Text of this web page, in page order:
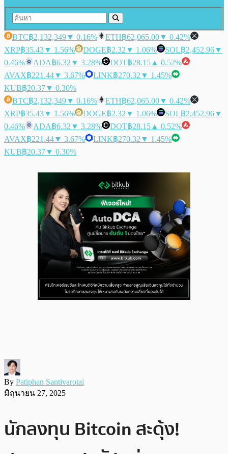
BTC฿2,132,349▼ 0.16% ETH฿62,065.00▼ 0.42%
XRP฿35.43▼ 1.56% DOGE฿2.32 ▼ 1.06% SOL฿2,452.96▼
0.46%
ADA฿6.32 ▼ 3.28% DOT฿28.15 ▲ 0.52%
AVAX฿221.44▼ 3.67% LINK฿270.32 ▼ 1.45%
KUB฿20.37▼ 0.30%
BTC฿2,132,349▼ 0.16% ETH฿62,065.00▼ 0.42%
XRP฿35.43▼ 1.56% DOGE฿2.32 ▼ 1.06% SOL฿2,452.96▼
0.46%
ADA฿6.32 ▼ 3.28% DOT฿28.15 ▲ 0.52%
AVAX฿221.44▼ 3.67% LINK฿270.32 ▼ 1.45%
KUB฿20.37▼ 0.30%
By Patiphan Santivarotai
มิถุนายน 27, 2025
นักลงทุน Bitcoin สะดุ้ง!